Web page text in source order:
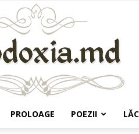
PROLOAGE POEZII